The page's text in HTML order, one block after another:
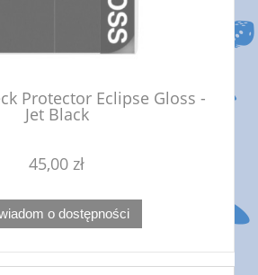
Protector Eclipse Gloss -
Jet Black
45,00 zł
o dostępności